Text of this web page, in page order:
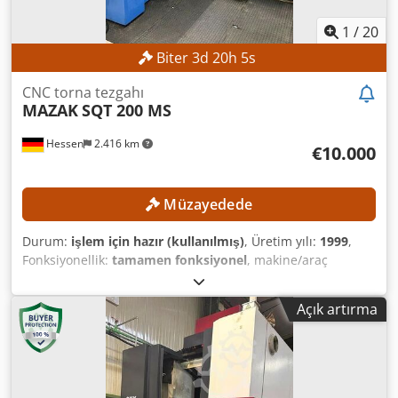
1 /20
Biter3d 20h 2s
Hessen 2.416 km
CNC torna tezgahı
MAZAKSQT 200 MS
€10.000
Müzayedede
Durum: işlem için hazır (kullanılmış), Üretim yılı: 1999,
Fonksiyonellik: tamamen fonksiyonel, makine/araç
, arabada tur dönme çapı:
maksimum mil hızı:5.000 dev/dak, hızlı travers X ekseni:
30 m/dak
, X ekseni ilerleme hızı:5 m/dak, kontrolör
modeli:
Mazatrol PC Fusion CNC 640T
, Asgari fiyat yok – en
yüksek teklife garantili satış! TEKNİK DETAYLAR Çalışma
alanı Maksimum dönüş çapı: 300 mm Maksimum salınım
çapı: 525 mm Kaydırıcı üzerinde maksimum salınım çapı:
Açık artırma